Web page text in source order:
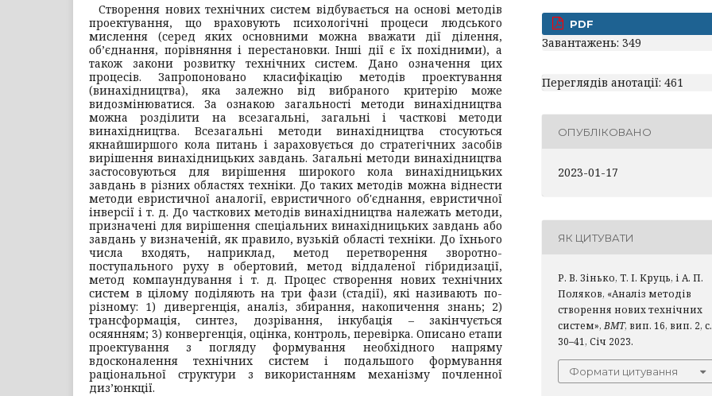
Створення нових технічних систем відбувається на основі методів
проектування, що враховують психологічні процеси людського
мислення (серед яких основними можна вважати дії ділення,
об’єднання, порівняння і перестановки. Інші дії є їх похідними), а
також закони розвитку технічних систем. Дано означення цих
процесів. Запропоновано класифікацію методів проектування
(винахідництва), яка залежно від вибраного критерію може
видозмінюватися. За ознакою загальності методи винахідництва
можна розділити на всезагальні, загальні і часткові методи
винахідництва. Всезагальні методи винахідництва стосуються
якнайширшого кола питань і зараховується до стратегічних засобів
вирішення винахідницьких завдань. Загальні методи винахідництва
застосовуються для вирішення широкого кола винахідницьких
завдань в різних областях техніки. До таких методів можна віднести
методи евристичної аналогії, евристичного об'єднання, евристичної
інверсії і т. д. До часткових методів винахідництва належать методи,
призначені для вирішення спеціальних винахідницьких завдань або
завдань у визначеній, як правило, вузькій області техніки. До їхнього
числа входять, наприклад, метод перетворення зворотно-
поступального руху в обертовий, метод віддаленої гібридизації,
метод компаундування і т. д. Процес створення нових технічних
систем в цілому поділяють на три фази (стадії), які називають по-
різному: 1) дивергенція, аналіз, збирання, накопичення знань; 2)
трансформація, синтез, дозрівання, інкубація – закінчується
осяянням; 3) конвергенція, оцінка, контроль, перевірка. Описано етапи
проектування з погляду формування необхідного напряму
вдосконалення технічних систем і подальшого формування
раціональної структури з використанням механізму почленної
диз’юнкції.
PDF
Завантажень: 349
Переглядів анотації: 461
ОПУБЛІКОВАНО
2023-01-17
ЯК ЦИТУВАТИ
Р. В. Зінько, Т. І. Круць, і А. П.
Поляков, «Аналіз методів
створення нових технічних
систем», ВМТ, вип. 16, вип. 2, с.
30–41, Січ 2023.
Формати цитування